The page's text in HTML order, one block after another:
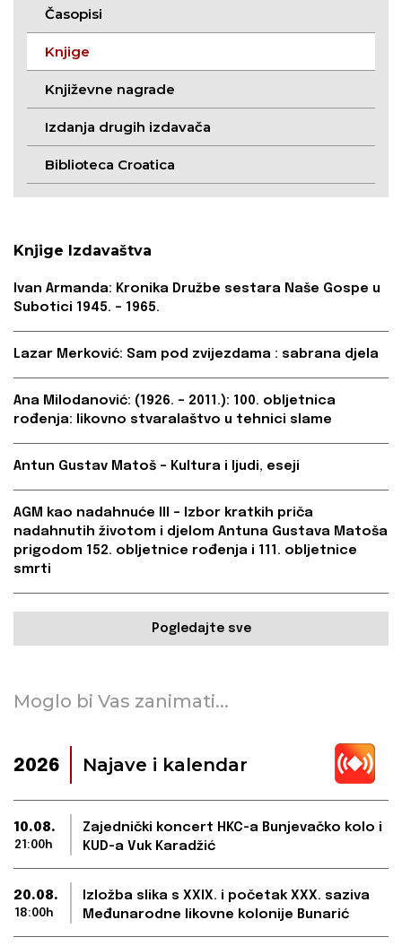
Časopisi
Knjige
Književne nagrade
Izdanja drugih izdavača
Biblioteca Croatica
Knjige Izdavaštva
Ivan Armanda: Kronika Družbe sestara Naše Gospe u
Subotici 1945. – 1965.
Lazar Merković: Sam pod zvijezdama : sabrana djela
Ana Milodanović: (1926. – 2011.): 100. obljetnica
rođenja: likovno stvaralaštvo u tehnici slame
Antun Gustav Matoš – Kultura i ljudi, eseji
AGM kao nadahnuće III – Izbor kratkih priča
nadahnutih životom i djelom Antuna Gustava Matoša
prigodom 152. obljetnice rođenja i 111. obljetnice
smrti
Pogledajte sve
Moglo bi Vas zanimati...
2026 Najave i kalendar
10.08.
21:00h
Zajednički koncert HKC-a Bunjevačko kolo i
KUD-a Vuk Karadžić
20.08.
18:00h
Izložba slika s XXIX. i početak XXX. saziva
Međunarodne likovne kolonije Bunarić